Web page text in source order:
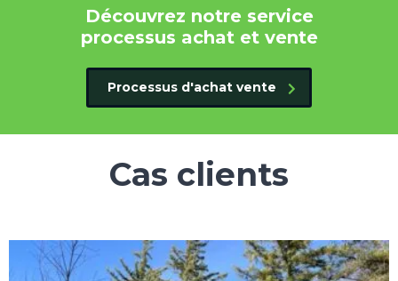
Découvrez notre service
processus achat et vente
Processus d'achat vente
Cas clients